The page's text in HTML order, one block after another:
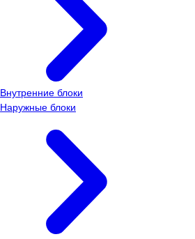
Внутренние блоки
Наружные блоки